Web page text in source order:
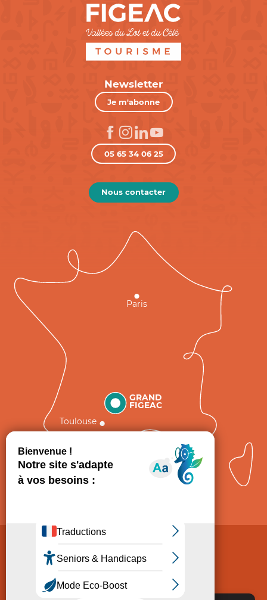
Newsletter
Je m'abonne
05 65 34 06 25
Nous contacter
GRAND
FIGEAC
Toulouse
Paris
Politique de Protection des données
Accessibilité : non conforme